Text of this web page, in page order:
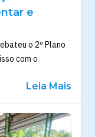
e
o 2º Plano
com o
Leia Mais